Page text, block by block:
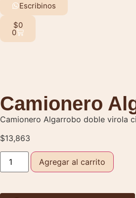
Escribinos
$0
0
Camionero
Camionero Algarrobo doble virola
$13,863
Agregar al carrito